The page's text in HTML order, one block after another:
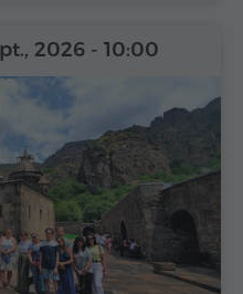
2026 - 10:00